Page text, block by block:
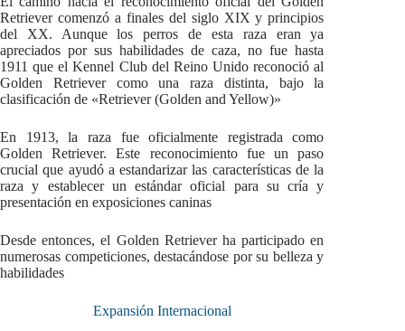
Retriever comenzó a finales del siglo XIX y principios
del XX. Aunque los perros de esta raza eran ya
apreciados por sus habilidades de caza, no fue hasta
1911 que el Kennel Club del Reino Unido reconoció al
Golden Retriever como una raza distinta, bajo la
clasificación de «Retriever (Golden and Yellow)»
En 1913, la raza fue oficialmente registrada como
Golden Retriever. Este reconocimiento fue un paso
crucial que ayudó a estandarizar las características de la
raza y establecer un estándar oficial para su cría y
presentación en exposiciones caninas
Desde entonces, el Golden Retriever ha participado en
numerosas competiciones, destacándose por su belleza y
habilidades
Expansión Internacional